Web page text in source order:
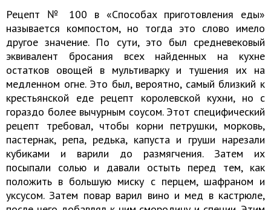
Рецепт № 100 в «Способах приготовления еды»
называется компостом, но тогда это слово имело
другое значение. По сути, это был средневековый
эквивалент бросания всех найденных на кухне
остатков овощей в мультиварку и тушения их на
медленном огне. Это был, вероятно, самый близкий к
крестьянской еде рецепт королевской кухни, но с
гораздо более вычурным соусом. Этот специфический
рецепт требовал, чтобы корни петрушки, морковь,
пастернак, репа, редька, капуста и груши нарезали
кубиками и варили до размягчения. Затем их
посыпали солью и давали остыть перед тем, как
положить в большую миску с перцем, шафраном и
уксусом. Затем повар варил вино и мед в кастрюле,